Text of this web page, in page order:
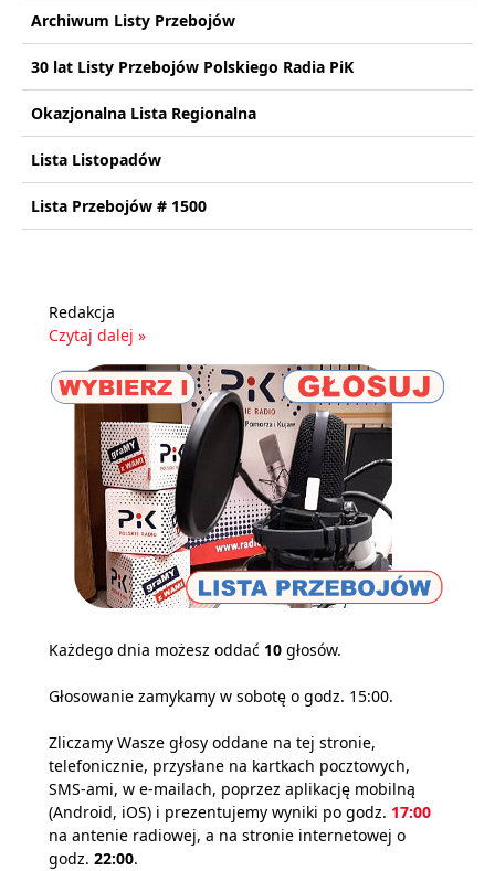
Archiwum Listy Przebojów
30 lat Listy Przebojów Polskiego Radia PiK
Okazjonalna Lista Regionalna
Lista Listopadów
Lista Przebojów # 1500
Redakcja
Czytaj dalej »
Każdego dnia możesz oddać 10 głosów.
Głosowanie zamykamy w sobotę o godz. 15:00.
Zliczamy Wasze głosy oddane na tej stronie,
telefonicznie, przysłane na kartkach pocztowych,
SMS-ami, w e-mailach, poprzez aplikację mobilną
(Android, iOS) i prezentujemy wyniki po godz. 17:00
na antenie radiowej, a na stronie internetowej o
godz. 22:00.